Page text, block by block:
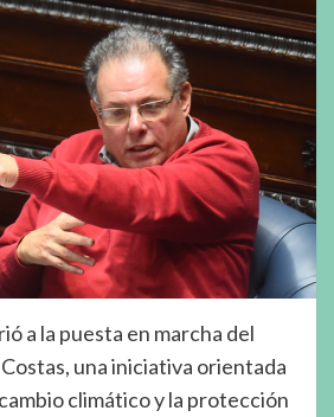
a la puesta en marcha del
una iniciativa orientada
climático y la protección